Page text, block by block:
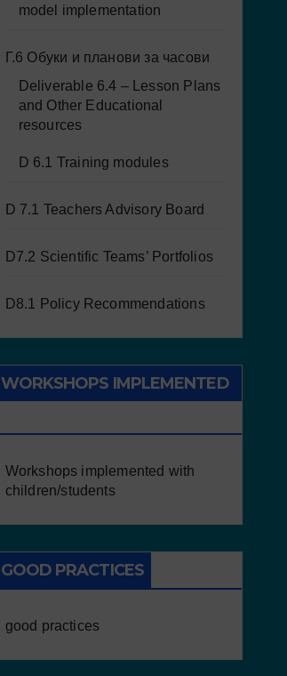
model implementation
Г.6 Обуки и планови за часови
Deliverable 6.4 – Lesson Plans
and Other Educational
resources
D 6.1 Training modules
D 7.1 Teachers Advisory Board
D7.2 Scientific Teams’ Portfolios
D8.1 Policy Recommendations
WORKSHOPS IMPLEMENTED
Workshops implemented with
children/students
GOOD PRACTICES
good practices